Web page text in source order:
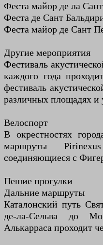
Феста майор де ла
Феста де Сант
Феста майор де Сант
Другие мероприятия
Фестиваль
каждого года
фестиваль
различных площадях и
Велоспорт
В окрестностях
маршруты
соединяющиеся с
Пешие прогулки
Дальние маршруты
Каталонский путь
де-ла-Сельва до
Алькарраса проходит